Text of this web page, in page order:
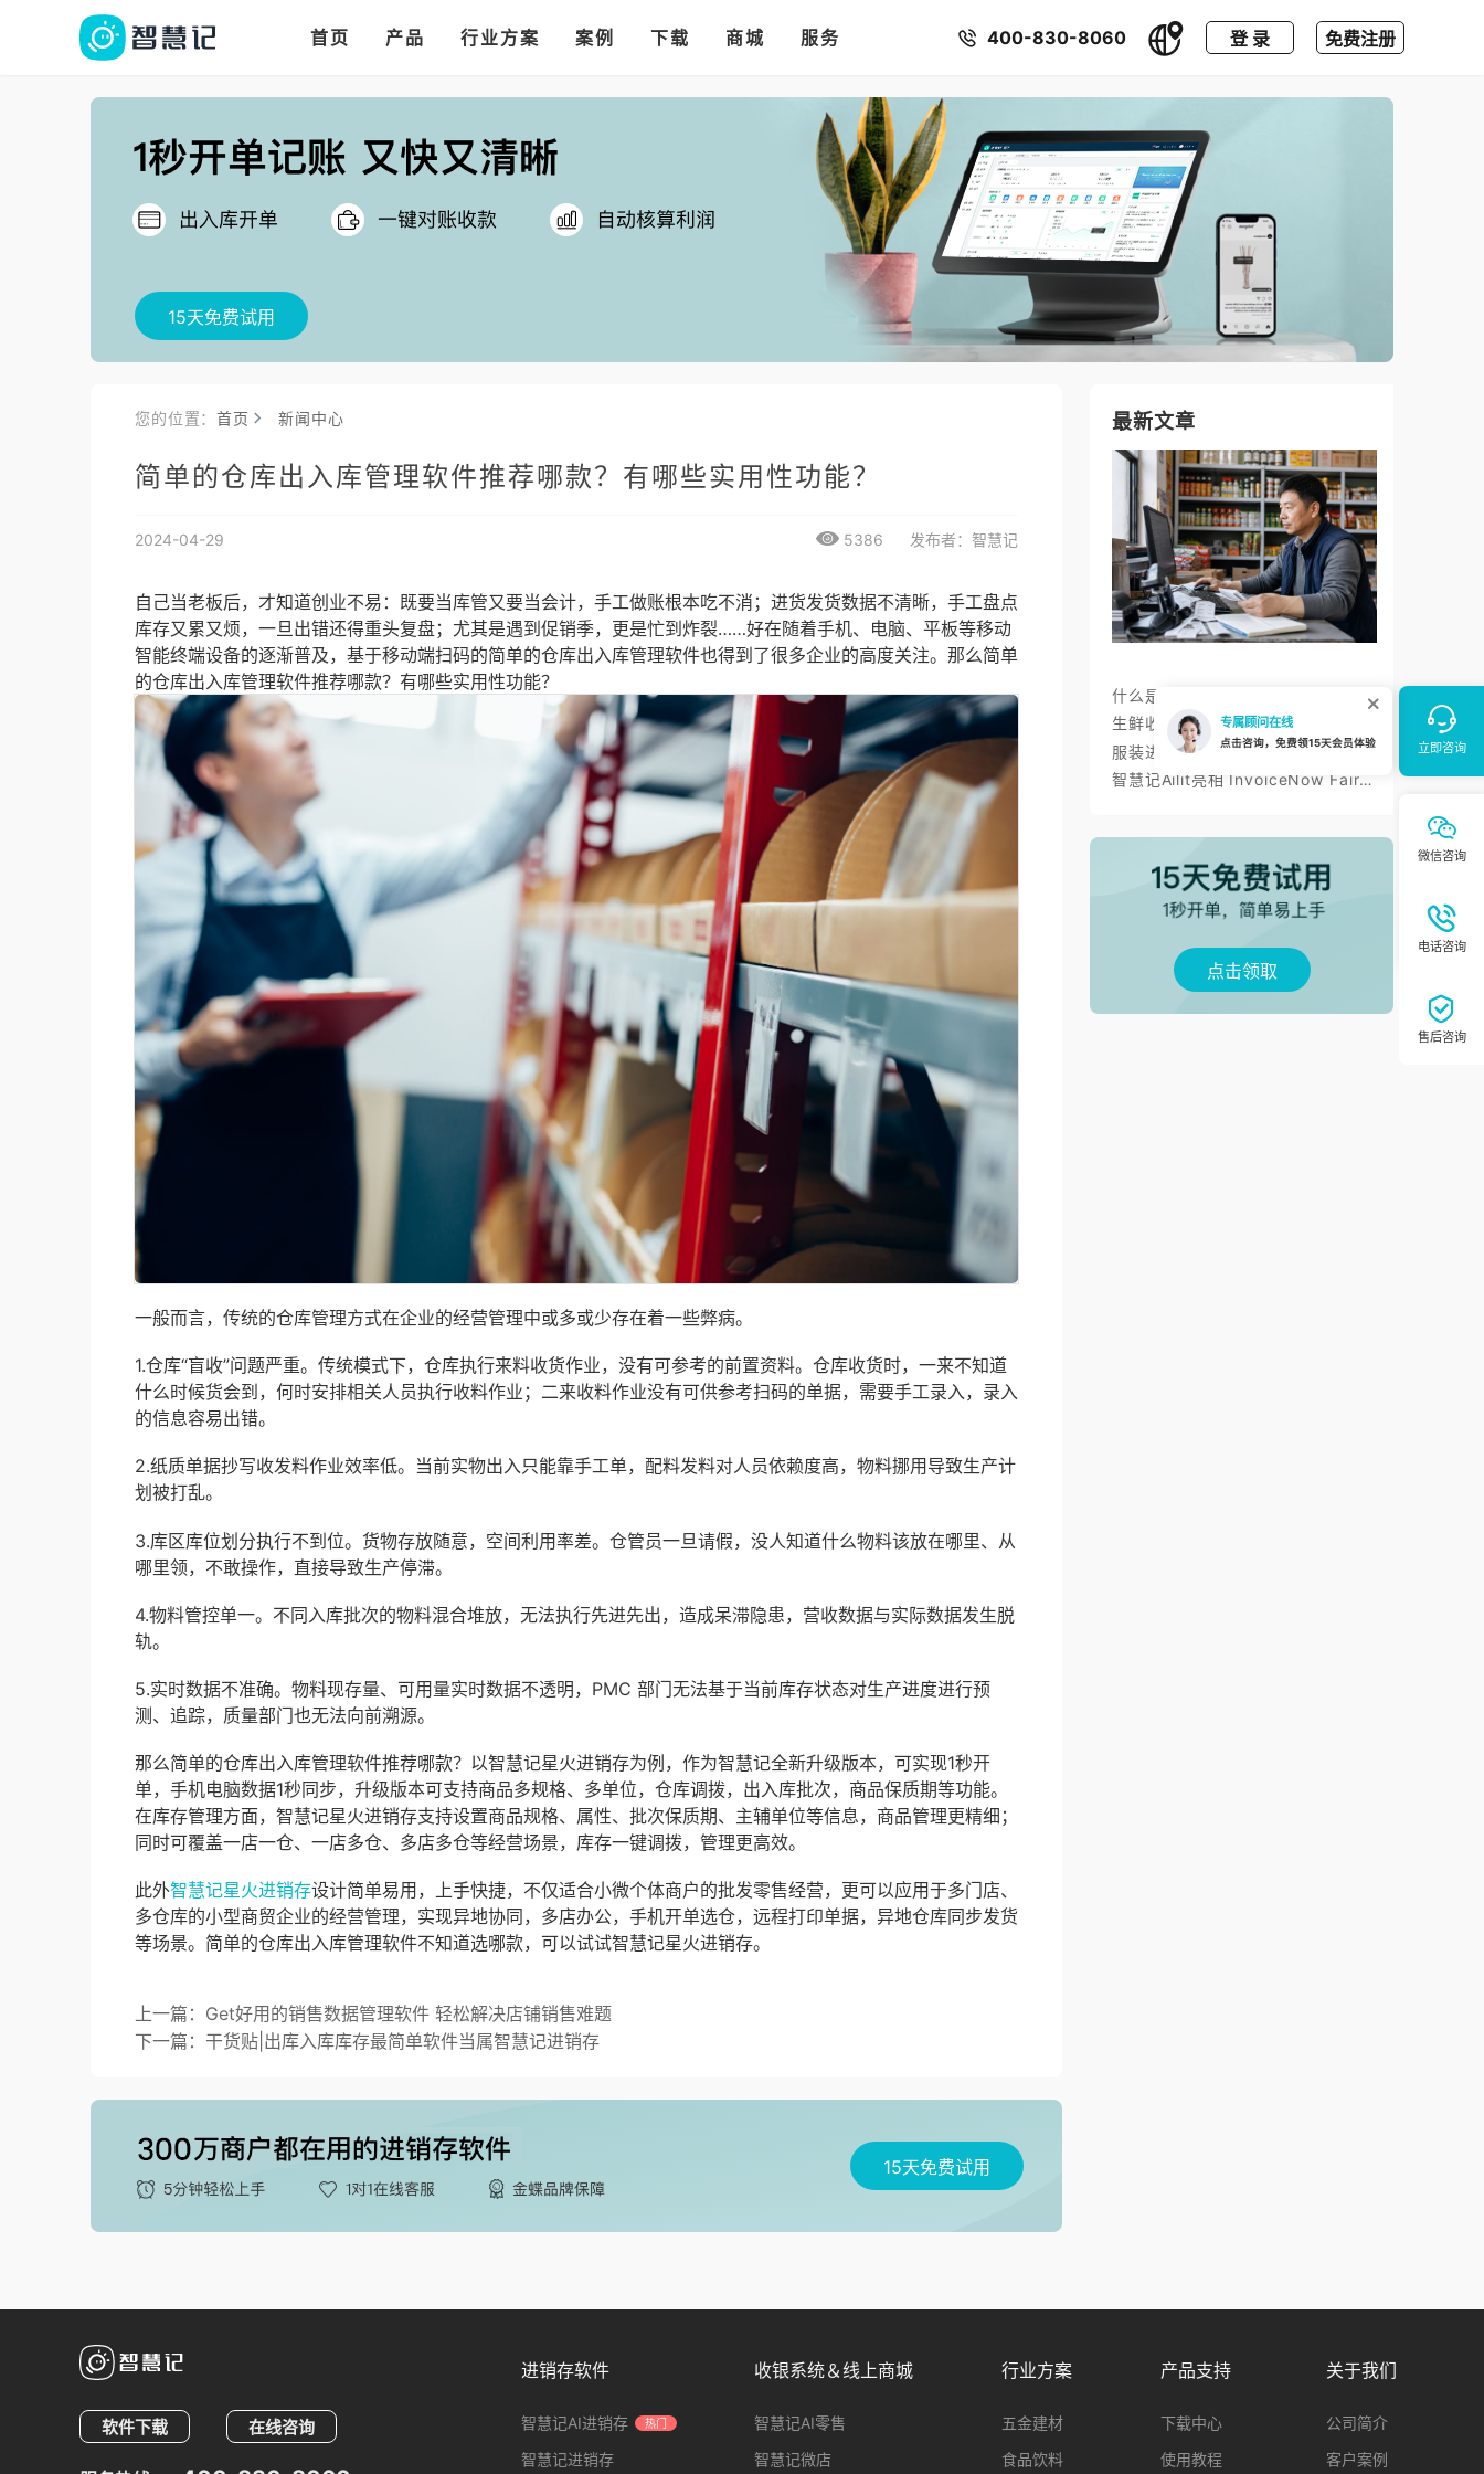
首页 产品
多语言、多币种、多汇率。
行业方案
多店多仓统管，调拨更高效 把你的店铺开进手机微信里
案例 下载 商城 服务 400-830-8060 登 录 免费注册
15天免费试用
您的位置：首页 新闻中心
简单的仓库出入库管理软件推荐哪款？有哪些实用性功能？
2024-04-29 5386 发布者：智慧记
自己当老板后，才知道创业不易：既要当库管又要当会计，手工做账根本吃不消；进货发货数据不清晰，手工盘点
库存又累又烦，一旦出错还得重头复盘；尤其是遇到促销季，更是忙到炸裂……好在随着手机、电脑、平板等移动
智能终端设备的逐渐普及，基于移动端扫码的简单的仓库出入库管理软件也得到了很多企业的高度关注。那么简单
的仓库出入库管理软件推荐哪款？有哪些实用性功能？
一般而言，传统的仓库管理方式在企业的经营管理中或多或少存在着一些弊病。
1.仓库“盲收”问题严重。传统模式下，仓库执行来料收货作业，没有可参考的前置资料。仓库收货时，一来不知道
什么时候货会到，何时安排相关人员执行收料作业；二来收料作业没有可供参考扫码的单据，需要手工录入，录入
的信息容易出错。
2.纸质单据抄写收发料作业效率低。当前实物出入只能靠手工单，配料发料对人员依赖度高，物料挪用导致生产计
划被打乱。
3.库区库位划分执行不到位。货物存放随意，空间利用率差。仓管员一旦请假，没人知道什么物料该放在哪里、从
哪里领，不敢操作，直接导致生产停滞。
4.物料管控单一。不同入库批次的物料混合堆放，无法执行先进先出，造成呆滞隐患，营收数据与实际数据发生脱
轨。
5.实时数据不准确。物料现存量、可用量实时数据不透明，PMC 部门无法基于当前库存状态对生产进度进行预
测、追踪，质量部门也无法向前溯源。
那么简单的仓库出入库管理软件推荐哪款？以智慧记星火进销存为例，作为智慧记全新升级版本，可实现1秒开
单，手机电脑数据1秒同步，升级版本可支持商品多规格、多单位，仓库调拨，出入库批次，商品保质期等功能。
在库存管理方面，智慧记星火进销存支持设置商品规格、属性、批次保质期、主辅单位等信息，商品管理更精细；
同时可覆盖一店一仓、一店多仓、多店多仓等经营场景，库存一键调拨，管理更高效。
此外智慧记星火进销存设计简单易用，上手快捷，不仅适合小微个体商户的批发零售经营，更可以应用于多门店、
多仓库的小型商贸企业的经营管理，实现异地协同，多店办公，手机开单选仓，远程打印单据，异地仓库同步发货
等场景。简单的仓库出入库管理软件不知道选哪款，可以试试智慧记星火进销存。
上一篇：Get好用的销售数据管理软件 轻松解决店铺销售难题
下一篇：干货贴|出库入库库存最简单软件当属智慧记进销存
最新文章
什么是进销存？智慧记进销存帮小微商户理顺开单、库存与对账
服装进销存软件怎么选：智慧记AI批量录入、齐色齐码开单与库存管理
智慧记Ailit亮相 InvoiceNow Fair 2026，为东南亚小微商户带来“开单+电子发票”新体验
点击领取
15天免费试用
软件下载 在线咨询
进销存软件
智慧记AI进销存 热门
智慧记进销存
收银系统＆线上商城
智慧记AI零售
智慧记微店
行业方案
五金建材
食品饮料
产品支持
下载中心
使用教程
关于我们
公司简介
客户案例